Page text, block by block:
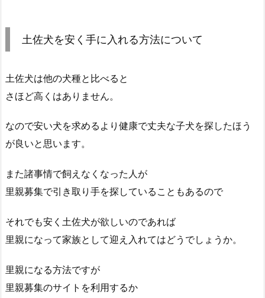
土佐犬を安く手に入れる方法について
土佐犬は他の犬種と比べると
さほど高くはありません。
なので安い犬を求めるより健康で丈夫な子犬を探したほう
が良いと思います。
また諸事情で飼えなくなった人が
里親募集で引き取り手を探していることもあるので
それでも安く土佐犬が欲しいのであれば
里親になって家族として迎え入れてはどうでしょうか。
里親になる方法ですが
里親募集のサイトを利用するか